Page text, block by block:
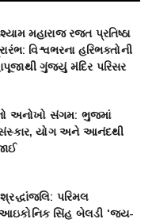
મહારાજ રજત પ્રતિષ્ઠા
વિશ્વભરના હરિભક્તોની
ગુંજ્યું મંદિર પરિસર
અનોખો સંગમ: ભુજમાં
સંસ્કાર, યોગ અને આનંદથી
પરિમલ
સિંહ બેલડી 'જય-